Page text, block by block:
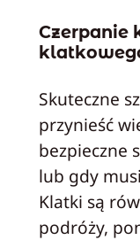
Czerpanie
Skuteczne
przynieść
bezpieczne
lub gdy
Klatki są
podróży,